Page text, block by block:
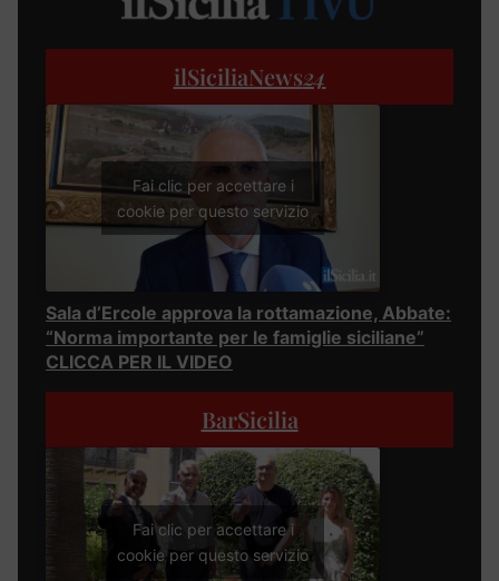
ilSiciliaNews24
Fai clic per accettare i
cookie per questo servizio
Sala d’Ercole approva la rottamazione, Abbate:
“Norma importante per le famiglie siciliane”
CLICCA PER IL VIDEO
BarSicilia
Fai clic per accettare i
cookie per questo servizio